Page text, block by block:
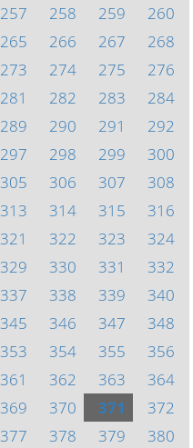
257 258 259
260
265 266 267
268
273 274 275
276
281 282 283
284
289 290 291
292
297 298 299
300
305 306 307
308
313 314 315
316
321 322 323
324
329 330 331
332
337 338 339
340
345 346 347
348
353 354 355
356
361 362 363
364
369 370 371
372
377 378 379 380